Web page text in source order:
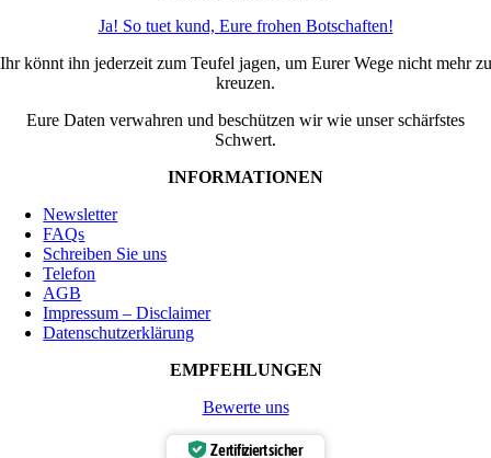
Ja! So tuet kund, Eure frohen Botschaften!
Ihr könnt ihn jederzeit zum Teufel jagen, um Eurer Wege nicht mehr zu
kreuzen.
Eure Daten verwahren und beschützen wir wie unser schärfstes
Schwert.
INFORMATIONEN
Newsletter
FAQs
Schreiben Sie uns
Telefon
AGB
Impressum – Disclaimer
Datenschutzerklärung
EMPFEHLUNGEN
Bewerte uns
Zertifiziert sicher